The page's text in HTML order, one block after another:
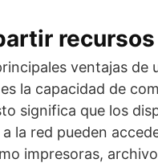
recursos
ventajas de
la capacidad de
significa que los
la red pueden
impresoras,